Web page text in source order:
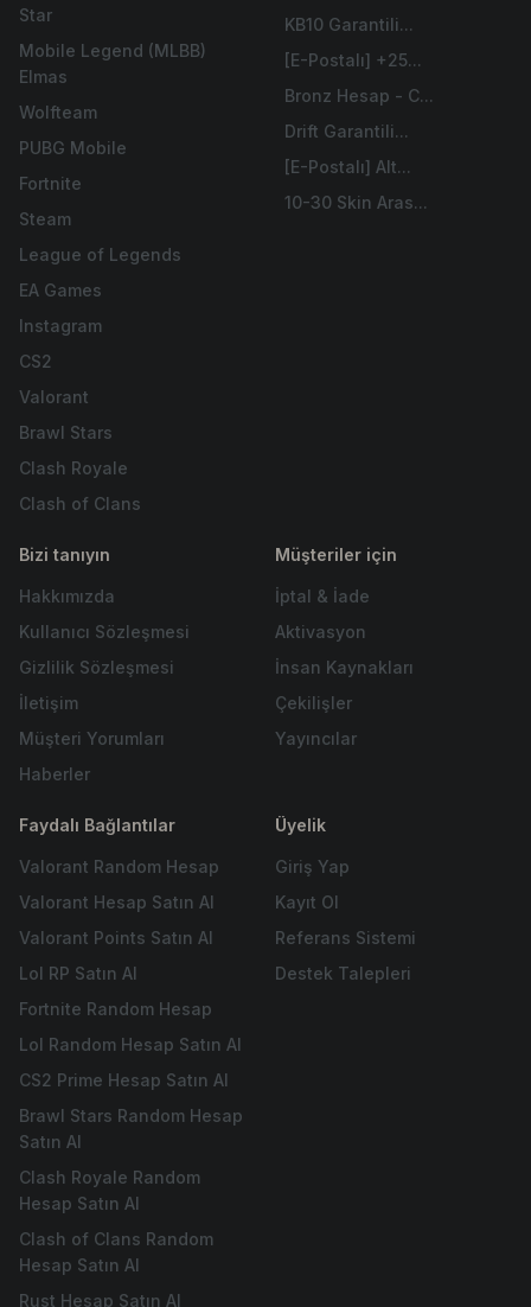
Star
Mobile Legend (MLBB)
Elmas
Wolfteam
PUBG Mobile
Fortnite
Steam
League of Legends
EA Games
Instagram
CS2
Valorant
Brawl Stars
Clash Royale
Clash of Clans
KB10 Garantili...
[E-Postalı] +25...
Bronz Hesap - C...
Drift Garantili...
[E-Postalı] Alt...
10-30 Skin Aras...
Bizi tanıyın
Hakkımızda
Kullanıcı Sözleşmesi
Gizlilik Sözleşmesi
İletişim
Müşteri Yorumları
Haberler
Müşteriler için
İptal & İade
Aktivasyon
İnsan Kaynakları
Çekilişler
Yayıncılar
Faydalı Bağlantılar
Valorant Random Hesap
Valorant Hesap Satın Al
Valorant Points Satın Al
Lol RP Satın Al
Fortnite Random Hesap
Lol Random Hesap Satın Al
CS2 Prime Hesap Satın Al
Brawl Stars Random Hesap
Satın Al
Clash Royale Random
Hesap Satın Al
Clash of Clans Random
Hesap Satın Al
Rust Hesap Satın Al
Üyelik
Giriş Yap
Kayıt Ol
Referans Sistemi
Destek Talepleri